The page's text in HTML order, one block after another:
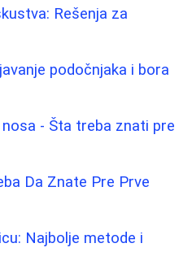
Rešenja za
podočnjaka i bora
- Šta treba znati pre
Da Znate Pre Prve
Najbolje metode i